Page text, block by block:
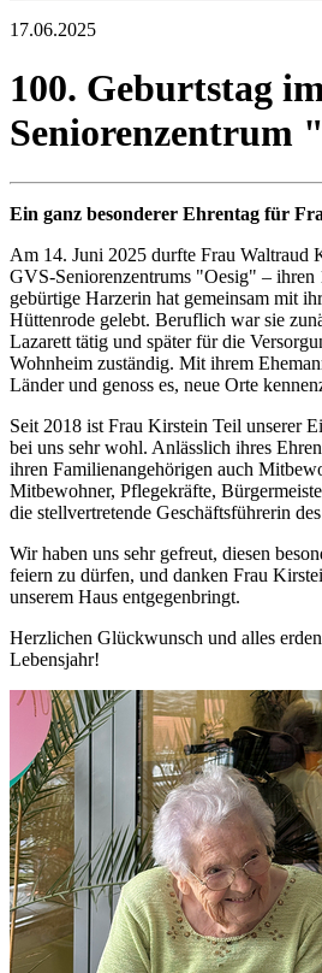
17.06.2025
100. Geburtstag
Seniorenzentrum
Ein ganz besonderer Ehrentag für
Am 14. Juni 2025 durfte Frau Waltraud
GVS-Seniorenzentrums "Oesig" – ihren
gebürtige Harzerin hat gemeinsam mit
Hüttenrode gelebt. Beruflich war sie
Lazarett tätig und später für die
Wohnheim zuständig. Mit ihrem
Länder und genoss es, neue Orte
Seit 2018 ist Frau Kirstein Teil unserer
bei uns sehr wohl. Anlässlich ihres
ihren Familienangehörigen auch
Mitbewohner, Pflegekräfte,
die stellvertretende Geschäftsführerin
Wir haben uns sehr gefreut, diesen
feiern zu dürfen, und danken Frau
unserem Haus entgegenbringt.
Herzlichen Glückwunsch und alles
Lebensjahr!